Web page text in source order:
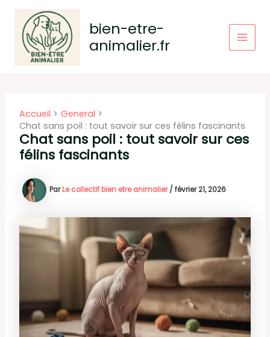
Aller
contenu
bien-etre-
animalier.fr
Main
Accueil
General
Chat sans poil : tout savoir sur ces félins fascinants
Chat sans poil : tout savoir sur ces
félins fascinants
ParLe collectif bien etre animalier/ février 21, 2026